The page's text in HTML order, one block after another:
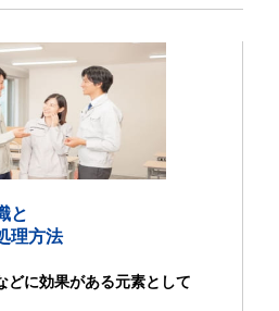
と
理方法
どに効果がある元素として